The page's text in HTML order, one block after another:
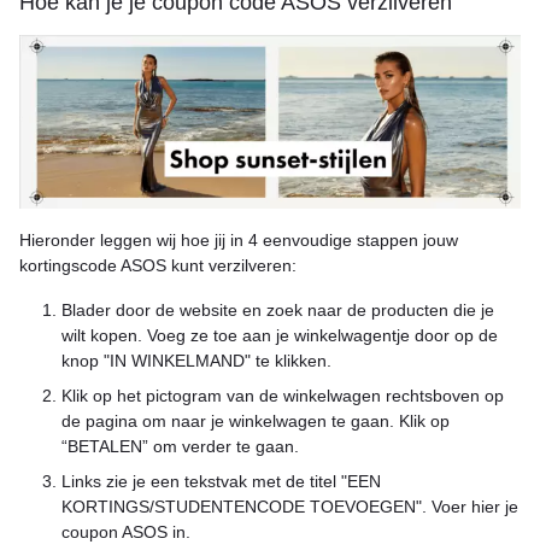
Hieronder leggen wij hoe jij in 4 eenvoudige stappen jouw
kortingscode ASOS kunt verzilveren:
Blader door de website en zoek naar de producten die je
wilt kopen. Voeg ze toe aan je winkelwagentje door op de
knop "IN WINKELMAND" te klikken.
Klik op het pictogram van de winkelwagen rechtsboven op
de pagina om naar je winkelwagen te gaan. Klik op
“BETALEN” om verder te gaan.
Links zie je een tekstvak met de titel "EEN
KORTINGS/STUDENTENCODE TOEVOEGEN". Voer hier je
coupon ASOS in.